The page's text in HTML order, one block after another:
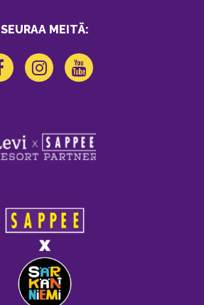
SEURAA MEITÄ: